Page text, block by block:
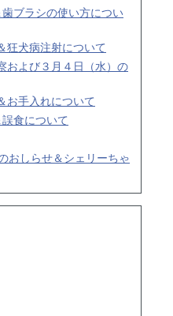
ブラシの使い方につい
狂犬病注射について
および３月４日（水）の
お手入れについて
食について
おしらせ＆シェリーちゃ